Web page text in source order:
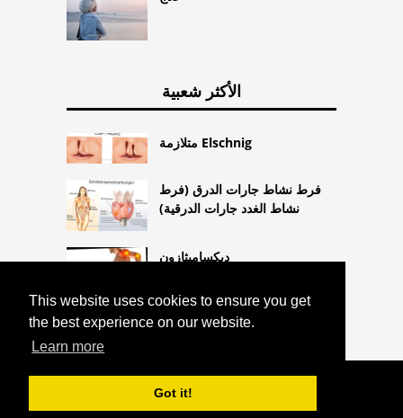
This website uses cookies to ensure you get
the best experience on our website.
Learn more
Got it!
الأكثر شعبية
متلازمة Elschnig
فرط نشاط جارات الدرق (فرط
نشاط الغدد جارات الدرقية)
ديكساميثازون
COPYRIGHT 2026 HTTPS://CQLIFE.NET